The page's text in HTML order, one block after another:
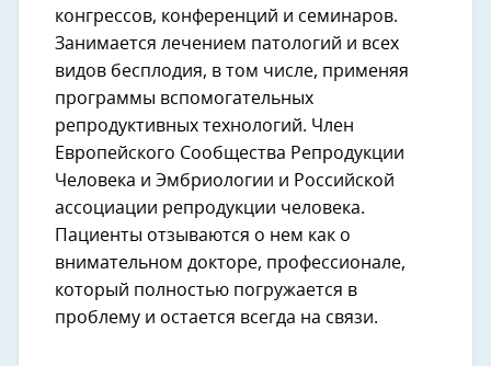
конгрессов, конференций и семинаров.
Занимается лечением патологий и всех
видов бесплодия, в том числе, применяя
программы вспомогательных
репродуктивных технологий. Член
Европейского Сообщества Репродукции
Человека и Эмбриологии и Российской
ассоциации репродукции человека.
Пациенты отзываются о нем как о
внимательном докторе, профессионале,
который полностью погружается в
проблему и остается всегда на связи.